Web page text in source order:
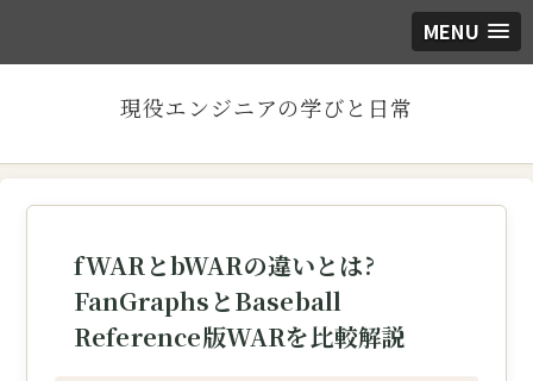
MENU
現役エンジニアの学びと日常
fWARとbWARの違いとは?
FanGraphsとBaseball
Reference版WARを比較解説